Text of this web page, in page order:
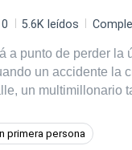
5.6K leídos
a punto de perder la
un accidente la
un multimillonario
un matrimonio por
contrato sin
primera persona